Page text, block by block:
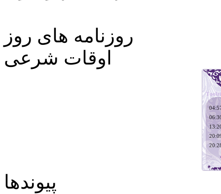
روزنامه های روز
اوقات شرعی
پیوندها